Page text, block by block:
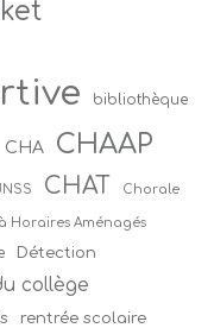
bibliothèque
CHA CHAAP
CHAT Chorale
Horaires Aménagés
Détection
collège
rentrée scolaire